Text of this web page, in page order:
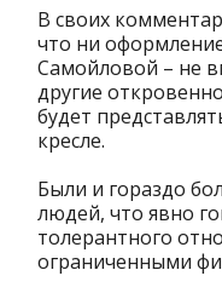
В своих
что ни
Самойловой – не
другие
будет
кресле.
Были и гораздо
людей, что явно
толерантного
ограниченными